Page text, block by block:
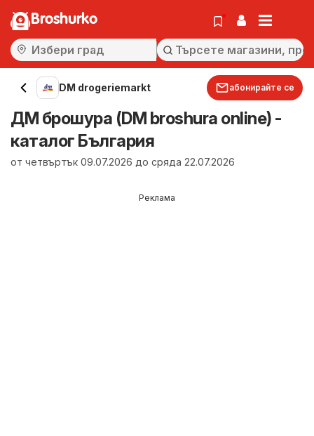
Broshurko
DM drogeriemarkt абонирайте се
ДМ брошура (DM broshura online) -
каталог България
от четвъртък 09.07.2026 до сряда 22.07.2026
Реклама